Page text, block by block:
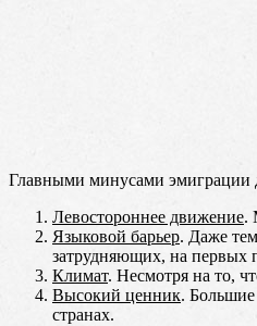
Главными минусами эмиграции
Левостороннее движение.
Языковой барьер. Даже
затрудняющих, на первых
Климат. Несмотря на то,
Высокий ценник.
странах.